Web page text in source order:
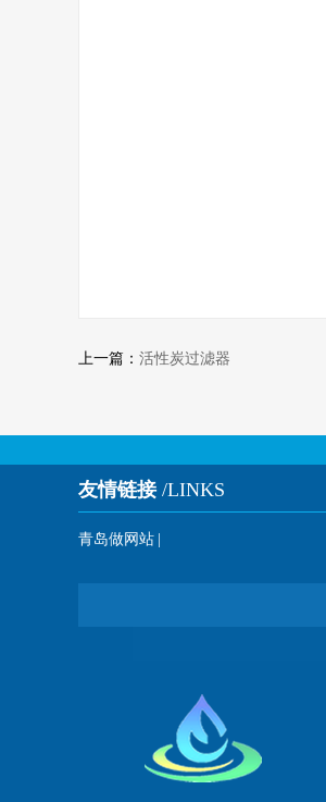
上一篇： 活性炭过滤器
友情链接 /LINKS
青岛做网站